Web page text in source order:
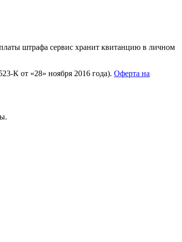
штрафа сервис хранит квитанцию в личном
К от «28» ноября 2016 года). Оферта на